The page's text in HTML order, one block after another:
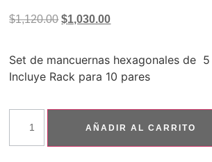
$1,120.00 $1,030.00
Set de mancuernas hexagonales de
Incluye Rack para 10 pares
AÑADIR AL CARRITO